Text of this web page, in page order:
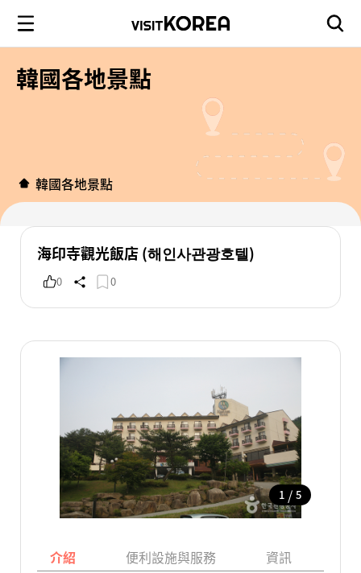
韓國各地景點
韓國各地景點
海印寺觀光飯店 (해인사관광호텔)
0 0
1 / 5
介紹 便利設施與服務 資訊